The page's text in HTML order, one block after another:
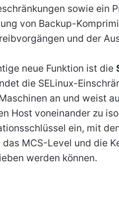
sowie ein
von Backup-
und der
neue Funktion ist die
die SELinux-
an und weist
Host voneinander zu
ein, mit
MCS-Level und die
werden können.